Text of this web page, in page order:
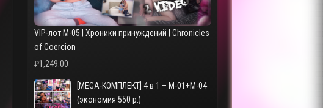
VIP-лот M-05 | Хроники принуждений | Chronicles
of Coercion
₽1,249.00
[MEGA-КОМПЛЕКТ] 4 в 1 – M-01+M-04
(экономия 550 р.)